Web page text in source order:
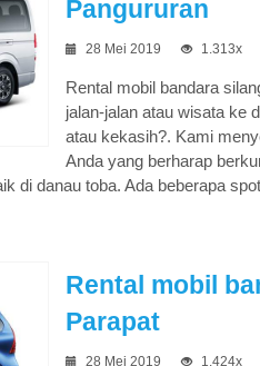
Pangururan
28 Mei 2019 1.313x
Rental mobil bandara
jalan-jalan atau wisata ke
atau kekasih?. Kami
Anda yang berharap
di danau toba. Ada beberapa
Rental mobil
Parapat
28 Mei 2019 1.424x